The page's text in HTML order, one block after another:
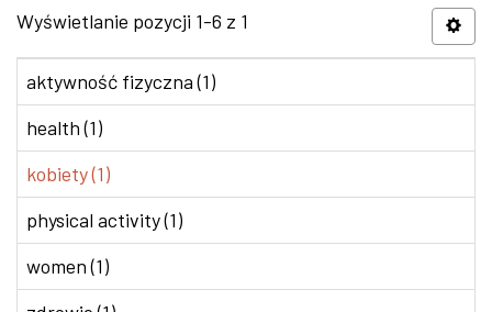
Wyświetlanie pozycji 1-6 z 1
aktywność fizyczna (1)
health (1)
kobiety (1)
physical activity (1)
women (1)